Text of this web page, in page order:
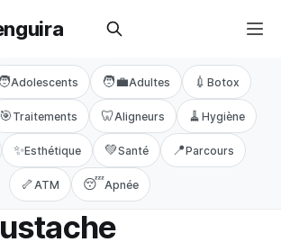
🧑Adolescents 🧑‍💼Adultes 💉 Botox
🎯 Traitements 🦷 Aligneurs 🧹 Hygiène
✨Esthétique 💚Santé 📍Parcours
🦴 ATM 😴Apnée